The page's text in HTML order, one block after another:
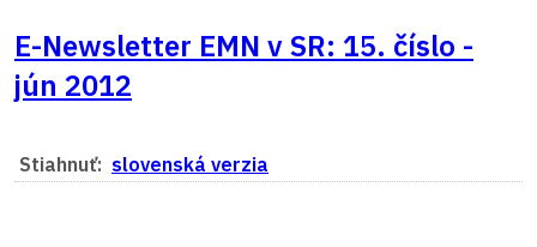
E-Newsletter EMN v SR: 15. číslo -
jún 2012
Stiahnuť: slovenská verzia